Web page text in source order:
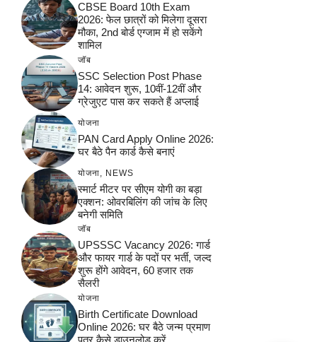
CBSE Board 10th Exam
2026: फेल छात्रों को मिलेगा दूसरा
मौका, 2nd बोर्ड एग्जाम में हो सकेंगे
शामिल
जॉब
SSC Selection Post Phase
14: आवेदन शुरू, 10वीं-12वीं और
ग्रेजुएट पास कर सकते हैं अप्लाई
योजना
PAN Card Apply Online 2026:
घर बैठे पैन कार्ड कैसे बनाएं
योजना NEWS
स्मार्ट मीटर पर सीएम योगी का बड़ा
एक्शन: ओवरबिलिंग की जांच के लिए
बनेगी समिति
जॉब
UPSSSC Vacancy 2026: गार्ड
और फायर गार्ड के पदों पर भर्ती, जल्द
शुरू होंगे आवेदन, 60 हजार तक
सैलरी
योजना
Birth Certificate Download
Online 2026: घर बैठे जन्म प्रमाण
पत्र कैसे डाउनलोड करें